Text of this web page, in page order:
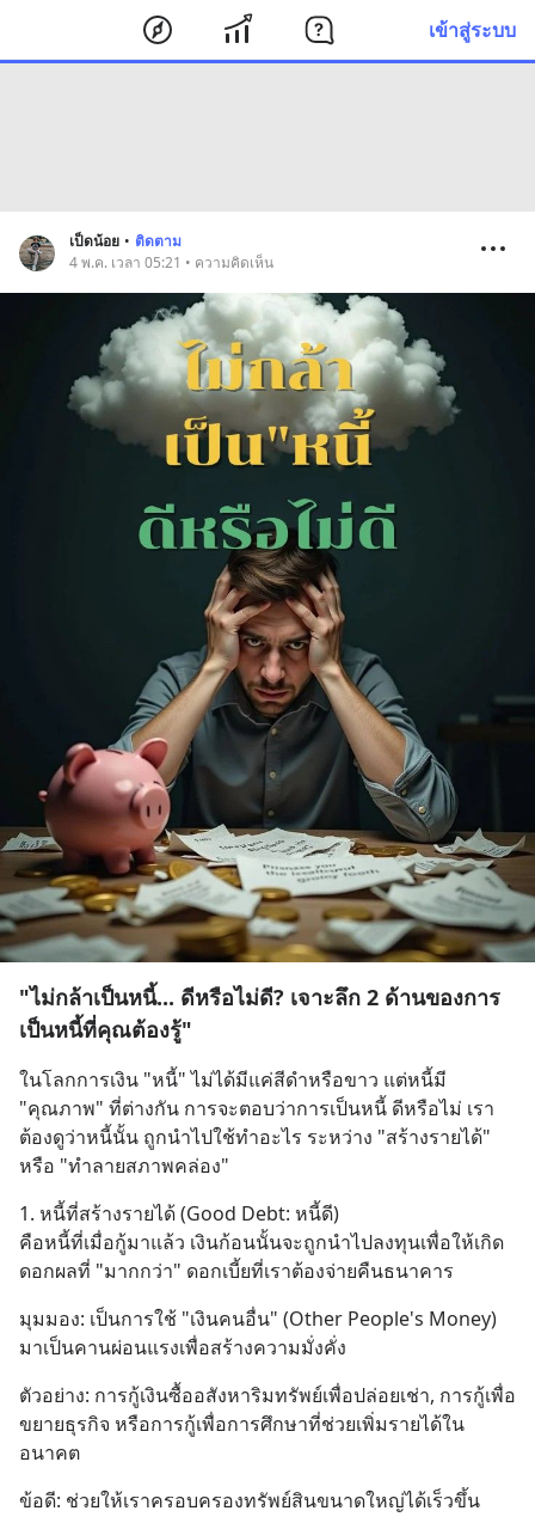
เข้าสู่ระบบ
เป็ดน้อย • ติดตาม
4 พ.ค. เวลา 05:21 • ความคิดเห็น
"ไม่กล้าเป็นหนี้... ดีหรือไม่ดี? เจาะลึก 2 ด้านของการ
เป็นหนี้ที่คุณต้องรู้"
ในโลกการเงิน "หนี้" ไม่ได้มีแค่สีดำหรือขาว แต่หนี้มี
"คุณภาพ" ที่ต่างกัน การจะตอบว่าการเป็นหนี้ ดีหรือไม่ เรา
ต้องดูว่าหนี้นั้น ถูกนำไปใช้ทำอะไร ระหว่าง "สร้างรายได้"
หรือ "ทำลายสภาพคล่อง"
1. หนี้ที่สร้างรายได้ (Good Debt: หนี้ดี)
คือหนี้ที่เมื่อกู้มาแล้ว เงินก้อนนั้นจะถูกนำไปลงทุนเพื่อให้เกิด
ดอกผลที่ "มากกว่า" ดอกเบี้ยที่เราต้องจ่ายคืนธนาคาร
มุมมอง: เป็นการใช้ "เงินคนอื่น" (Other People's Money)
มาเป็นคานผ่อนแรงเพื่อสร้างความมั่งคั่ง
ตัวอย่าง: การกู้เงินซื้ออสังหาริมทรัพย์เพื่อปล่อยเช่า, การกู้เพื่อ
ขยายธุรกิจ หรือการกู้เพื่อการศึกษาที่ช่วยเพิ่มรายได้ใน
อนาคต
ข้อดี: ช่วยให้เราครอบครองทรัพย์สินขนาดใหญ่ได้เร็วขึ้น